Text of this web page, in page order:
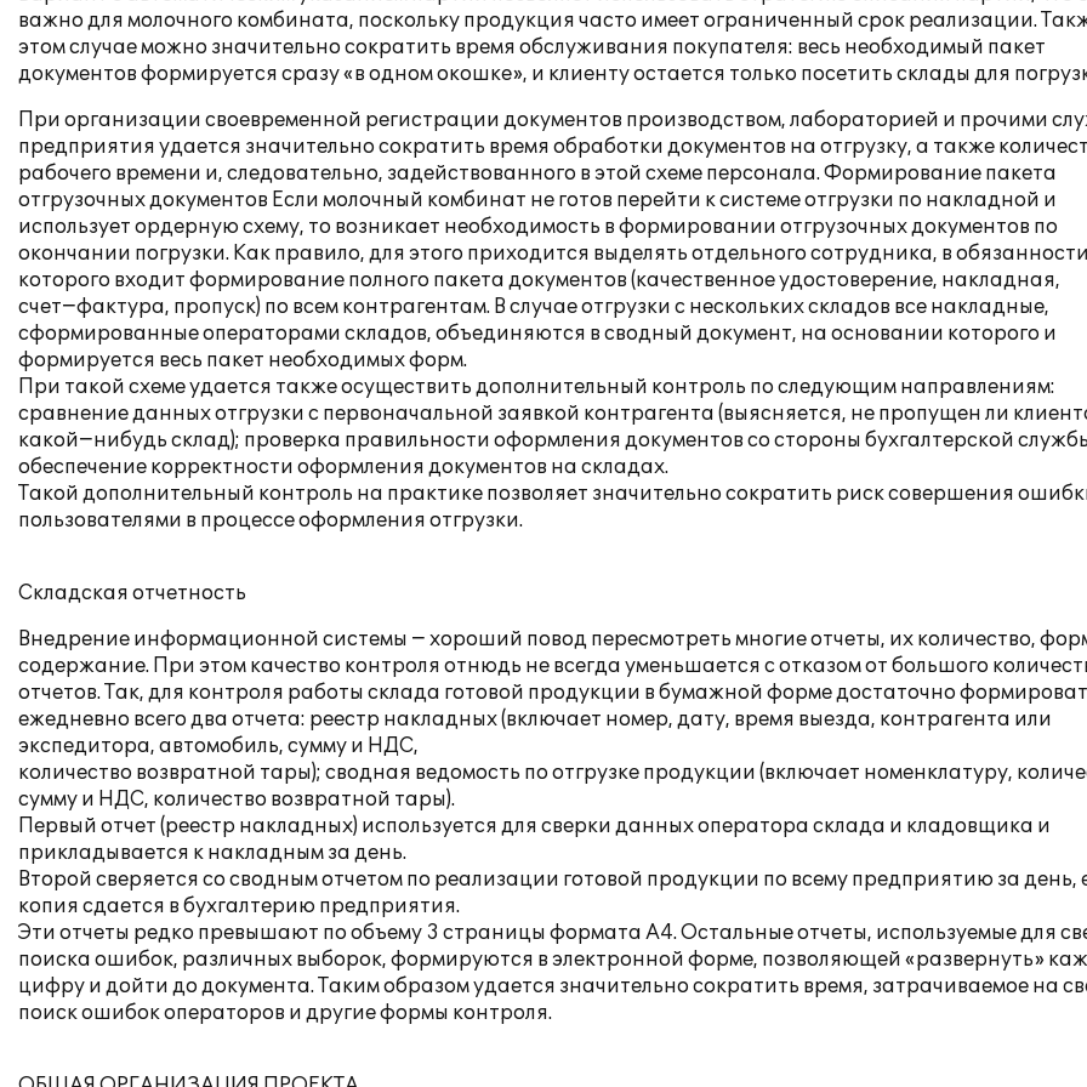
важно для молочного комбината, поскольку продукция часто имеет ограниченный срок реализации.
этом случае можно значительно сократить время обслуживания покупателя: весь необходимый пакет
документов формируется сразу «в одном окошке», и клиенту остается только посетить склады для
При организации своевременной регистрации документов производством, лабораторией и прочими
предприятия удается значительно сократить время обработки документов на отгрузку, а также
рабочего времени и, следовательно, задействованного в этой схеме персонала. Формирование пакета
отгрузочных документов Если молочный комбинат не готов перейти к системе отгрузки по накладной и
использует ордерную схему, то возникает необходимость в формировании отгрузочных документов по
окончании погрузки. Как правило, для этого приходится выделять отдельного сотрудника, в обязанности
которого входит формирование полного пакета документов (качественное удостоверение, накладная,
счет−фактура, пропуск) по всем контрагентам. В случае отгрузки с нескольких складов все накладные,
сформированные операторами складов, объединяются в сводный документ, на основании которого и
формируется весь пакет необходимых форм.
При такой схеме удается также осуществить дополнительный контроль по следующим направлениям:
сравнение данных отгрузки с первоначальной заявкой контрагента (выясняется, не пропущен ли
какой−нибудь склад); проверка правильности оформления документов со стороны бухгалтерской
обеспечение корректности оформления документов на складах.
Такой дополнительный контроль на практике позволяет значительно сократить риск совершения
пользователями в процессе оформления отгрузки.
Складская отчетность
Внедрение информационной системы − хороший повод пересмотреть многие отчеты, их количество,
содержание. При этом качество контроля отнюдь не всегда уменьшается с отказом от большого
отчетов. Так, для контроля работы склада готовой продукции в бумажной форме достаточно
ежедневно всего два отчета: реестр накладных (включает номер, дату, время выезда, контрагента или
экспедитора, автомобиль, сумму и НДС,
количество возвратной тары); сводная ведомость по отгрузке продукции (включает номенклатуру,
сумму и НДС, количество возвратной тары).
Первый отчет (реестр накладных) используется для сверки данных оператора склада и кладовщика и
прикладывается к накладным за день.
Второй сверяется со сводным отчетом по реализации готовой продукции по всему предприятию за день,
копия сдается в бухгалтерию предприятия.
Эти отчеты редко превышают по объему 3 страницы формата А4. Остальные отчеты, используемые для
поиска ошибок, различных выборок, формируются в электронной форме, позволяющей «развернуть»
цифру и дойти до документа. Таким образом удается значительно сократить время, затрачиваемое на
поиск ошибок операторов и другие формы контроля.